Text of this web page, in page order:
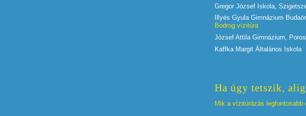
Gregor József Iskola,
Illyés Gyula Gimnázium
Bodrog vízitúra
József Attila Gimnázium,
Kaffka Margit Általános Iskola
Ha úgy tetszik,
Mik a vízitúrázás legfontosabb